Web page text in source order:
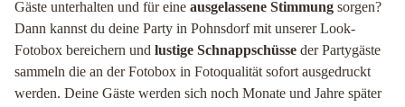
Gäste unterhalten und für eine ausgelassene Stimmung sorgen?
Dann kannst du deine Party in Pohnsdorf mit unserer Look-
Fotobox bereichern und lustige Schnappschüsse der Partygäste
sammeln die an der Fotobox in Fotoqualität sofort ausgedruckt
werden. Deine Gäste werden sich noch Monate und Jahre später